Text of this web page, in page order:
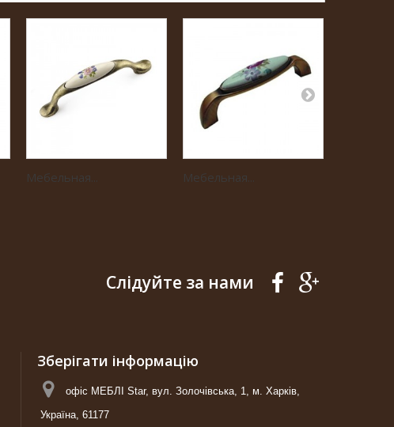
Мебельная... Мебельная...
Слідуйте за нами
Зберігати інформацію
офіс МЕБЛІ Star, вул. Золочівська, 1, м. Харків,
Україна, 61177